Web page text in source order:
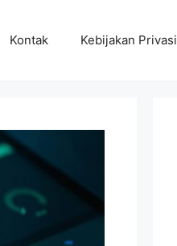
Kontak Kebijakan Privasi